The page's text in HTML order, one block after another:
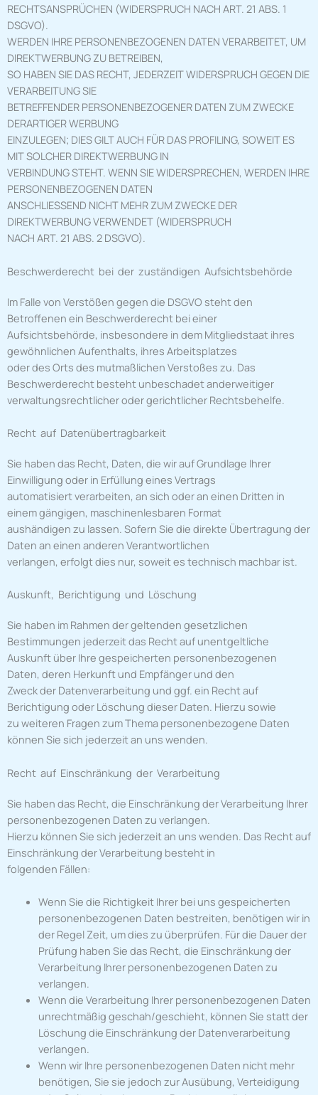
RECHTSANSPRÜCHEN (WIDERSPRUCH NACH ART. 21 ABS. 1
DSGVO).
WERDEN IHRE PERSONENBEZOGENEN DATEN VERARBEITET, UM
DIREKTWERBUNG ZU BETREIBEN,
SO HABEN SIE DAS RECHT, JEDERZEIT WIDERSPRUCH GEGEN DIE
VERARBEITUNG SIE
BETREFFENDER PERSONENBEZOGENER DATEN ZUM ZWECKE
DERARTIGER WERBUNG
EINZULEGEN; DIES GILT AUCH FÜR DAS PROFILING, SOWEIT ES
MIT SOLCHER DIREKTWERBUNG IN
VERBINDUNG STEHT. WENN SIE WIDERSPRECHEN, WERDEN IHRE
PERSONENBEZOGENEN DATEN
ANSCHLIESSEND NICHT MEHR ZUM ZWECKE DER
DIREKTWERBUNG VERWENDET (WIDERSPRUCH
NACH ART. 21 ABS. 2 DSGVO).
Beschwerderecht bei der zuständigen Aufsichtsbehörde
Im Falle von Verstößen gegen die DSGVO steht den
Betroffenen ein Beschwerderecht bei einer
Aufsichtsbehörde, insbesondere in dem Mitgliedstaat ihres
gewöhnlichen Aufenthalts, ihres Arbeitsplatzes
oder des Orts des mutmaßlichen Verstoßes zu. Das
Beschwerderecht besteht unbeschadet anderweitiger
verwaltungsrechtlicher oder gerichtlicher Rechtsbehelfe.
Recht auf Datenübertragbarkeit
Sie haben das Recht, Daten, die wir auf Grundlage Ihrer
Einwilligung oder in Erfüllung eines Vertrags
automatisiert verarbeiten, an sich oder an einen Dritten in
einem gängigen, maschinenlesbaren Format
aushändigen zu lassen. Sofern Sie die direkte Übertragung der
Daten an einen anderen Verantwortlichen
verlangen, erfolgt dies nur, soweit es technisch machbar ist.
Auskunft, Berichtigung und Löschung
Sie haben im Rahmen der geltenden gesetzlichen
Bestimmungen jederzeit das Recht auf unentgeltliche
Auskunft über Ihre gespeicherten personenbezogenen
Daten, deren Herkunft und Empfänger und den
Zweck der Datenverarbeitung und ggf. ein Recht auf
Berichtigung oder Löschung dieser Daten. Hierzu sowie
zu weiteren Fragen zum Thema personenbezogene Daten
können Sie sich jederzeit an uns wenden.
Recht auf Einschränkung der Verarbeitung
Sie haben das Recht, die Einschränkung der Verarbeitung Ihrer
personenbezogenen Daten zu verlangen.
Hierzu können Sie sich jederzeit an uns wenden. Das Recht auf
Einschränkung der Verarbeitung besteht in
folgenden Fällen:
Wenn Sie die Richtigkeit Ihrer bei uns gespeicherten
personenbezogenen Daten bestreiten, benötigen wir in
der Regel Zeit, um dies zu überprüfen. Für die Dauer der
Prüfung haben Sie das Recht, die Einschränkung der
Verarbeitung Ihrer personenbezogenen Daten zu
verlangen.
Wenn die Verarbeitung Ihrer personenbezogenen Daten
unrechtmäßig geschah/geschieht, können Sie statt der
Löschung die Einschränkung der Datenverarbeitung
verlangen.
Wenn wir Ihre personenbezogenen Daten nicht mehr
benötigen, Sie sie jedoch zur Ausübung, Verteidigung